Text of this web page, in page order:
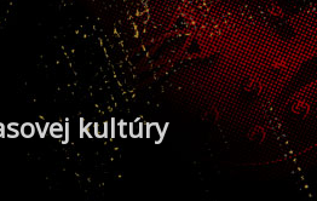
kultúry